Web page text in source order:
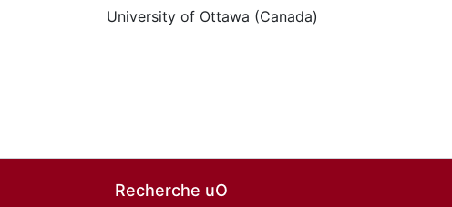
University of Ottawa (Canada)
Recherche uO